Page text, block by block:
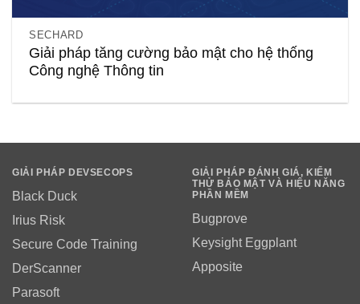
SECHARD
Giải pháp tăng cường bảo mật cho hệ thống
Công nghệ Thông tin
GIẢI PHÁP DEVSECOPS
Black Duck
Irius Risk
Secure Code Training
DerScanner
Parasoft
GIẢI PHÁP ĐÁNH GIÁ, KIỂM
THỬ BẢO MẬT VÀ HIỆU NĂNG
PHẦN MỀM
Bugprove
Keysight Eggplant
Apposite